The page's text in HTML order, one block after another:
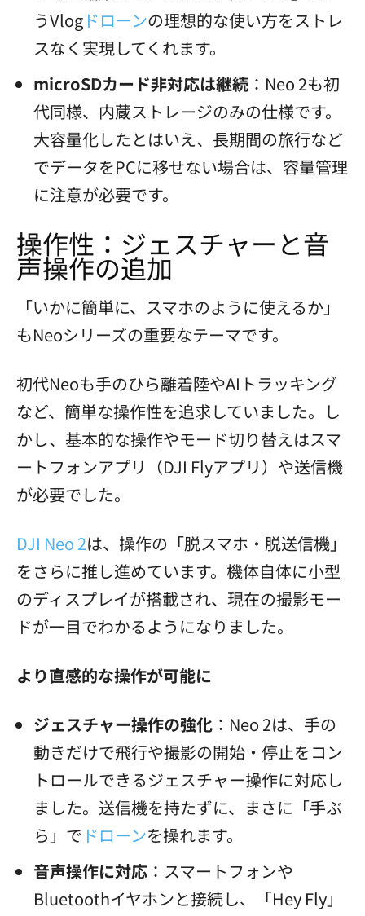
うVlog ドローンの理想的な使い方をストレ
スなく実現してくれます。
microSDカード非対応は継続 ：Neo 2も初
代同様、内蔵ストレージのみの仕様です。
大容量化したとはいえ、長期間の旅行など
でデータをPCに移せない場合は、容量管理
に注意が必要です。
操作性：ジェスチャーと音
声操作の追加
「いかに簡単に、スマホのように使えるか」
もNeoシリーズの重要なテーマです。
初代Neoも手のひら離着陸やAIトラッキング
など、簡単な操作性を追求していました。し
かし、基本的な操作やモード切り替えはスマ
ートフォンアプリ（DJI Flyアプリ）や送信機
が必要でした。
DJI Neo 2は、操作の「脱スマホ・脱送信機」
をさらに推し進めています。機体自体に小型
のディスプレイが搭載され、現在の撮影モー
ドが一目でわかるようになりました。
より直感的な操作が可能に
ジェスチャー操作の強化 ：Neo 2は、手の
動きだけで飛行や撮影の開始・停止をコン
トロールできるジェスチャー操作に対応し
ました。送信機を持たずに、まさに「手ぶ
ら」で ドローンを操れます。
音声操作に対応 ：スマートフォンや
Bluetoothイヤホンと接続し、「Hey Fly」